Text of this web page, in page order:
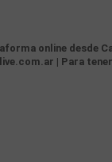
online desde
| Para